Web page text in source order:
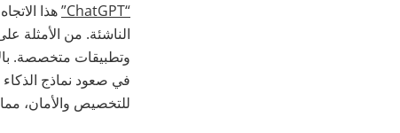
“ChatGPT”
هذا
الناشئة. من الأمثلة
وتطبيقات متخصصة.
في صعود نماذج
للتخصيص والأمان،